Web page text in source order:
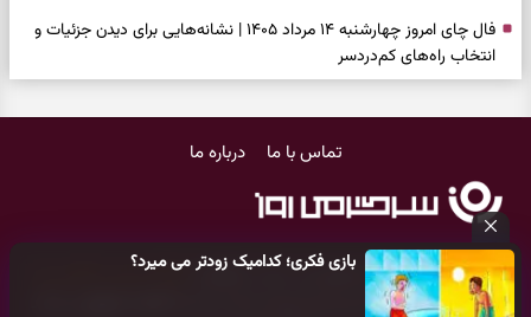
بازی فکری؛ کدامیک زودتر می میرد؟
فال چای امروز چهارشنبه ۱۴ مرداد ۱۴۰۵ | نشانه‌هایی برای دیدن جزئیات و
انتخاب راه‌های کم‌دردسر
انتخاب چیزی که ارزش ماندن دارد
فرصت دارید
تماس با ما درباره ما
کلیه حقوق مادی و معنوی این سایت متعلق بهپایگاه خبری سرگرمی روز
می‌باشد و هر گونه کپی‌برداری توسط دیگر سایت‌ها